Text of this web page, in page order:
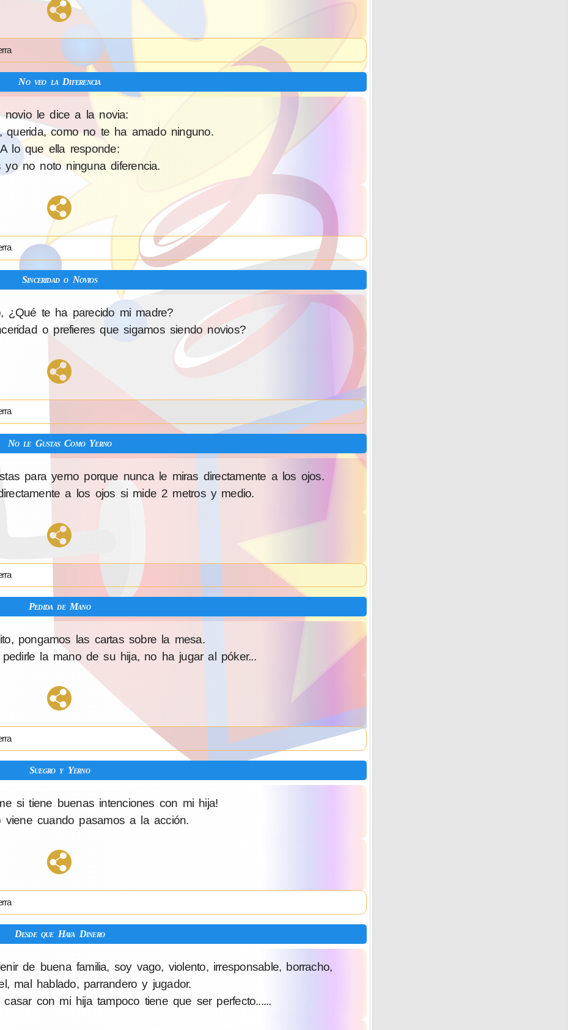
No veo la Diferencia
novio le dice a la novia:
como no te ha amado ninguno.
A lo que ella responde:
no noto ninguna diferencia.
Sinceridad o Novios
¿Qué te ha parecido mi madre?
o prefieres que sigamos siendo novios?
No le Gustas Como Yerno
para yerno porque nunca le miras directamente a los ojos.
a los ojos si mide 2 metros y medio.
Pedida de Mano
pongamos las cartas sobre la mesa.
la mano de su hija, no ha jugar al póker...
Suegro y Yerno
si tiene buenas intenciones con mi hija!
cuando pasamos a la acción.
Desde que Haya Dinero
de buena familia, soy vago, violento, irresponsable, borracho,
mal hablado, parrandero y jugador.
con mi hija tampoco tiene que ser perfecto......